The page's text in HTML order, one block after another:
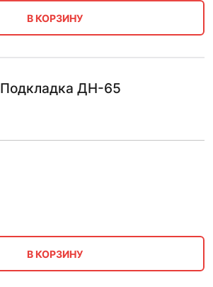
В КОРЗИНУ
Подкладка ДН-65
В КОРЗИНУ